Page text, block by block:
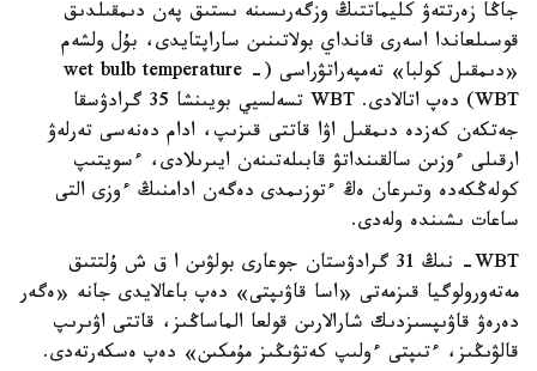
جاڭا زەرتتەۋ كليماتتىڭ وزگەرىسىنە ىستىق پەن دىمقىلدىق
قوسىلعاندا اسەرى قانداي بولاتىنىن ساراپتايدى، بۇل ولشەم
«دىمقىل كولبا» تەمپەراتۋراسى (wet bulb temperature -
WBT) دەپ اتالادى. WBT تسەلسيي بويىنشا 35 گرادۋسقا
جەتكەن كەزدە دىمقىل اۋا قاتتى قىزىپ، ادام دەنەسى تەرلەۋ
ارقىلى ءوزىن سالقىنداتۋ قابىلەتىنەن ايىرىلادى، ءسويتىپ
كولەڭكەدە وتىرعان ەڭ ءتوزىمدى دەگەن ادامنىڭ ءوزى التى
ساعات ىشىندە ولەدى.
WBT- نىڭ 31 گرادۋستان جوعارى بولۋىن ا ق ش ۇلتتىق
مەتەورولوگيا قىزمەتى «اسا قاۋىپتى» دەپ باعالايدى جانە «ەگەر
دەرەۋ قاۋىپسىزدىك شارالارىن قولعا الماساڭىز، قاتتى اۋىرىپ
قالۋىڭىز، ءتىپتى ءولىپ كەتۋىڭىز مۇمكىن» دەپ ەسكەرتەدى.